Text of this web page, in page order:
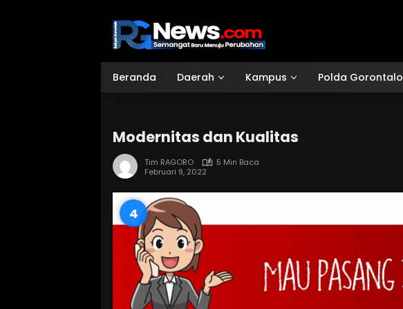
Beranda Daerah Kampus Polda Gorontalo
Modernitas dan Kualitas
Tim RAGORO
5 Min Baca
Februari 9, 2022
3